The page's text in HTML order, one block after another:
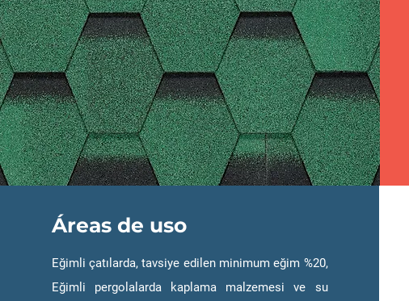
Áreas de uso
Eğimli çatılarda, tavsiye edilen minimum eğim %20,
Eğimli pergolalarda kaplama malzemesi ve su